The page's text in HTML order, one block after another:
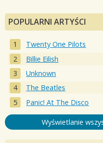
POPULARNI ARTYŚCI
Twenty One Pilots
Billie Eilish
Unknown
The Beatles
Panic! At The Disco
Wyświetlanie